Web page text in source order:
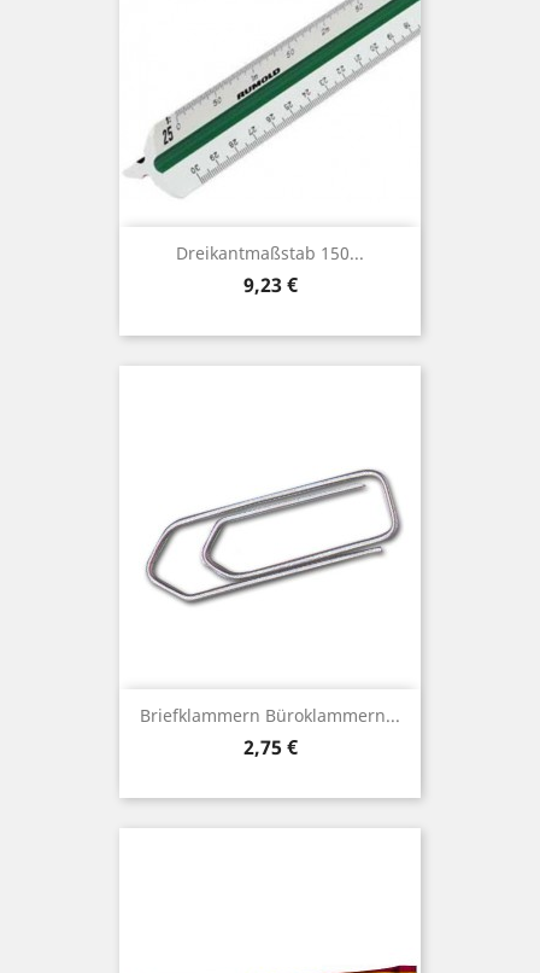
Dreikantmaßstab 150...
Preis
9,23 €
Briefklammern Büroklammern...
Preis
2,75 €